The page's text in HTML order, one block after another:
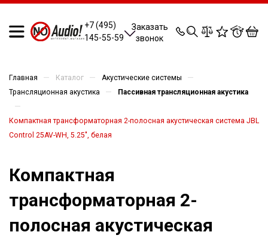
+7 (495)
145-55-59
Заказать
звонок
0 0 0 0
Главная — Каталог — Акустические системы —
Трансляционная акустика — Пассивная трансляционная акустика
—
Компактная трансформаторная 2-полосная акустическая система JBL
Control 25AV-WH, 5.25", белая
Компактная
трансформаторная 2-
полосная акустическая